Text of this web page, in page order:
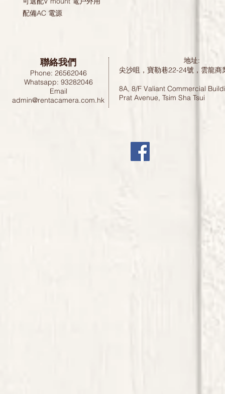
配備AC 電源
聯絡我們
Phone: 26562046
Whatsapp: 93282046
Email
admin@rentacamera.com.hk
地址:
尖沙咀，寶勒巷22-24號，雲龍
8A, 8/F Valiant Commercial
Prat Avenue, Tsim Sha Tsui